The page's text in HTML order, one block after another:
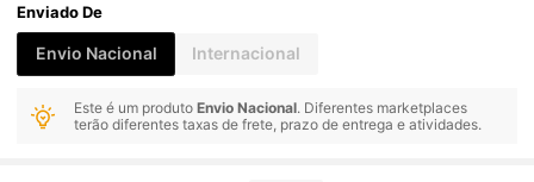
Enviado De
Envio Nacional Internacional
Este é um produtoEnvio Nacional. Diferentes marketplaces
terão diferentes taxas de frete, prazo de entrega e atividades.